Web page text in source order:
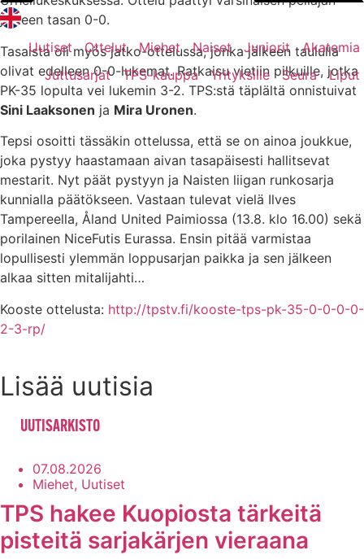
Uutiset Ottelut Miehet Naiset Juniorit
Akatemia
Juttusarjat
TPS-kauppa Yrityksille Seura Liput
jälkeen tasan 0-0.
Tasaista oli myös jatko-ottelussa, jonka jälkeen taululla
olivat edelleen 0-0-lukemat. Ratkaisu vietiin pilkuille, jotka
PK-35 lopulta vei lukemin 3-2. TPS:stä täplältä onnistuivat
Sini Laaksonen ja Mira Uronen.
Tepsi osoitti tässäkin ottelussa, että se on ainoa joukkue,
joka pystyy haastamaan aivan tasapäisesti hallitsevat
mestarit. Nyt päät pystyyn ja Naisten liigan runkosarja
kunnialla päätökseen. Vastaan tulevat vielä Ilves
Tampereella, Åland United Paimiossa (13.8. klo 16.00) sekä
porilainen NiceFutis Eurassa. Ensin pitää varmistaa
lopullisesti ylemmän loppusarjan paikka ja sen jälkeen
alkaa sitten mitalijahti…
Kooste ottelusta: http://tpstv.fi/kooste-tps-pk-35-0-0-0-0-
2-3-rp/
Lisää uutisia
UUTISARKISTO
07.08.2026
Miehet, Uutiset
TPS hakee Kuopiosta tärkeitä
pisteitä sarjakärjen vieraana